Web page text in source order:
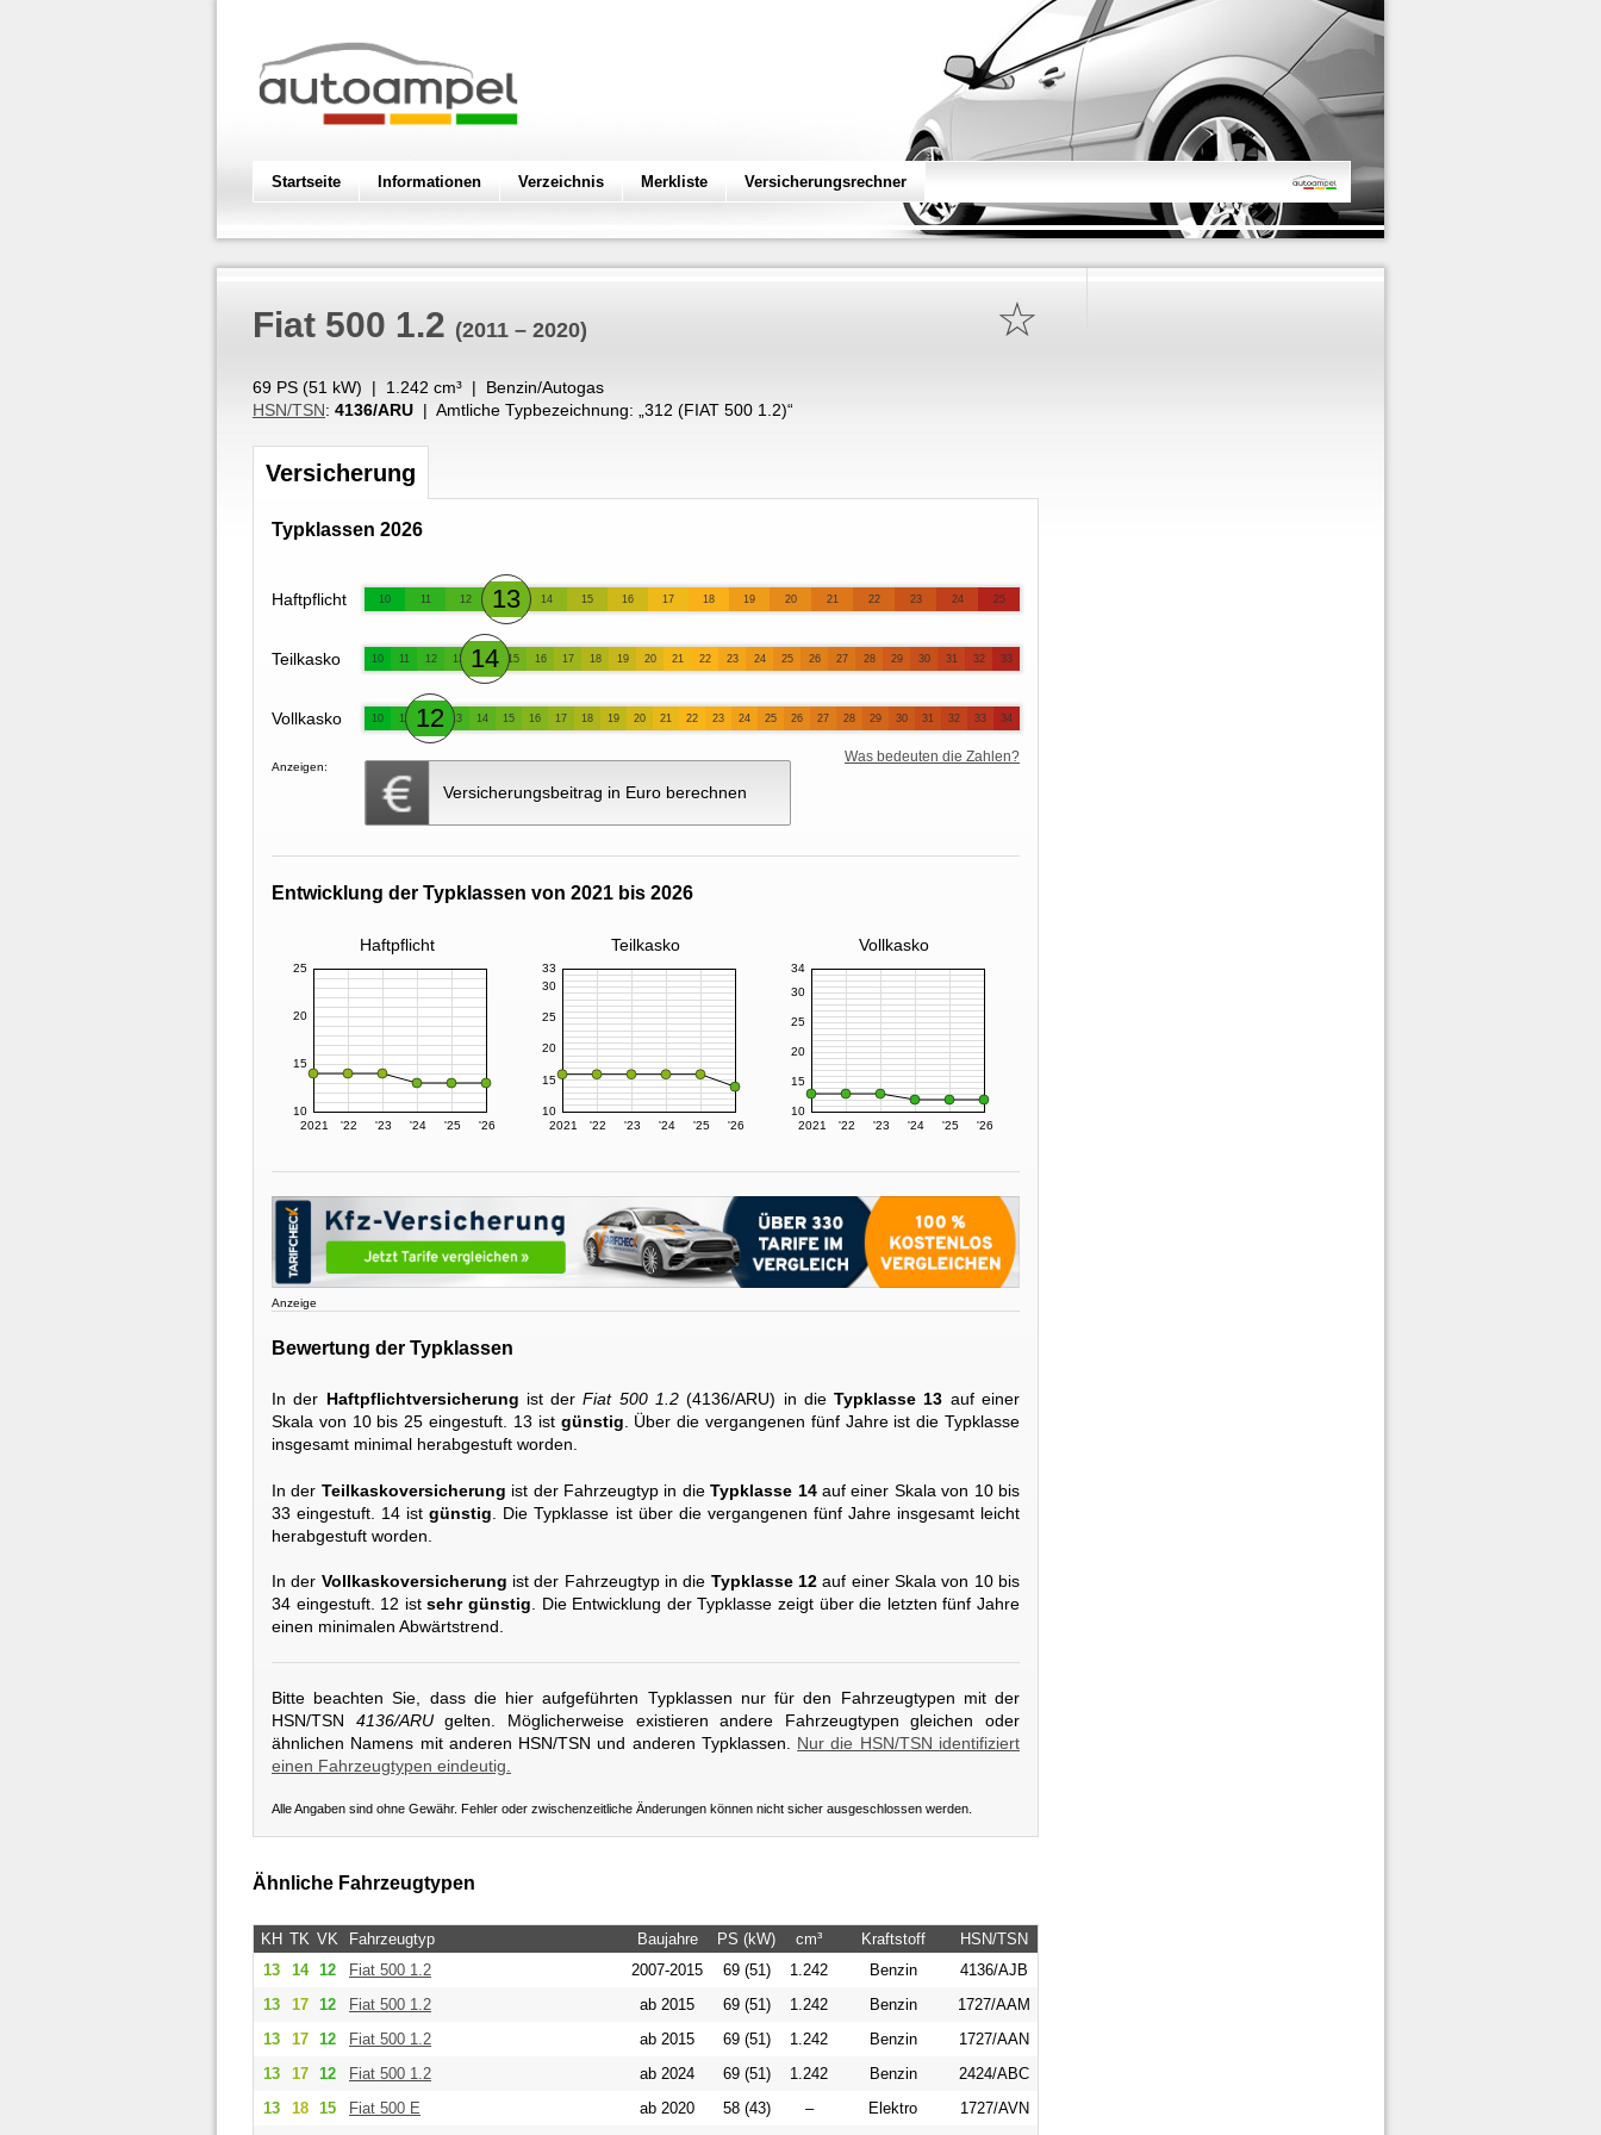
Startseite Informationen Verzeichnis Merkliste Versicherungsrechner
☆
Fiat 500 1.2 (2011 – 2020)
69 PS (51 kW) | 1.242 cm³ | Benzin/Autogas
HSN/TSN: 4136/ARU | Amtliche Typbezeichnung: „ 312 (FIAT 500 1.2)“
Versicherung
Typklassen 2026
Haftpflicht 10 11 12 13 14 15 16 17 18 19 20 21 22 23 24 25
Teilkasko 10 11 12 13 14 15 16 17 18 19 20 21 22 23 24 25 26 27 28 29 30 31 32 33
Vollkasko 10 11 12 13 14 15 16 17 18 19 20 21 22 23 24 25 26 27 28 29 30 31 32 33 34
Anzeigen:
Versicherungsbeitrag in Euro berechnen
Was bedeuten die Zahlen?
Entwicklung der Typklassen von 2021 bis 2026
Haftpflicht Teilkasko Vollkasko
2021 '22 '23 '24 '25 '26
10
15
20
25
2021 '22 '23 '24 '25 '26
10
15
20
25
30
33
2021 '22 '23 '24 '25 '26
10
15
20
25
30
34
Anzeige
Bewertung der Typklassen
In der Haftpflichtversicherung ist derFiat 500 1.2 (4136/ARU) in dieTypklasse 13 auf einer
Skala von 10 bis 25 eingestuft. 13 ist günstig . Über die vergangenen fünf Jahre ist die Typklasse
insgesamt minimal herabgestuft worden.
In der Teilkaskoversicherung ist der Fahrzeugtyp in dieTypklasse 14auf einer Skala von 10 bis
33 eingestuft. 14 istgünstig . Die Typklasse ist über die vergangenen fünf Jahre insgesamt leicht
herabgestuft worden.
In der Vollkaskoversicherung ist der Fahrzeugtyp in die Typklasse 12 auf einer Skala von 10 bis
34 eingestuft. 12 istsehr günstig. Die Entwicklung der Typklasse zeigt über die letzten fünf Jahre
einen minimalen Abwärtstrend.
Bitte beachten Sie, dass die hier aufgeführten Typklassen nur für den Fahrzeugtypen mit der
HSN/TSN 4136/ARUgelten. Möglicherweise existieren andere Fahrzeugtypen gleichen oder
ähnlichen Namens mit anderen HSN/TSN und anderen Typklassen. Nur die HSN/TSN identifiziert
einen Fahrzeugtypen eindeutig.
Alle Angaben sind ohne Gewähr. Fehler oder zwischenzeitliche Änderungen können nicht sicher ausgeschlossen werden.
Ähnliche Fahrzeugtypen
KH TK VK Fahrzeugtyp Baujahre PS (kW) cm³ Kraftstoff
HSN/TSN
13
14 12 Fiat 500 1.2 2007-2015 69 (51) 1.242 Benzin
4136/AJB
13
17 12 Fiat 500 1.2 ab 2015 69 (51) 1.242 Benzin
1727/AAM
13
17 12 Fiat 500 1.2 ab 2015 69 (51) 1.242 Benzin
1727/AAN
13
17 12 Fiat 500 1.2 ab 2024 69 (51) 1.242 Benzin
2424/ABC
13
18 15 Fiat 500 E ab 2020 58 (43) – Elektro
1727/AVN